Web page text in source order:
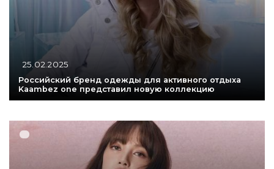
25.02.2025
Российский бренд одежды для активного отдыха
Kaambez one представил новую коллекцию